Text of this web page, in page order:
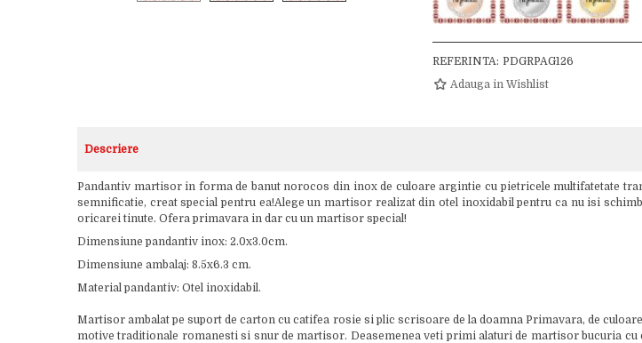
REFERINTA: PDGRPAG126
Adauga in Wishlist
Descriere
Pandantiv martisor in forma de banut norocos din inox de culoare argintie cu pietricele multifatetate
semnificatie, creat special pentru ea!Alege un martisor realizat din otel inoxidabil pentru ca nu isi
oricarei tinute. Ofera primavara in dar cu un martisor special!
Dimensiune pandantiv inox: 2.0x3.0cm.
Dimensiune ambalaj: 8.5x6.3 cm.
Material pandantiv: Otel inoxidabil.
Martisor ambalat pe suport de carton cu catifea rosie si plic scrisoare de la doamna Primavara, de
motive traditionale romanesti si snur de martisor. Deasemenea veti primi alaturi de martisor bucuria